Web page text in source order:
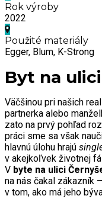
Rok výroby
2022
Použité materiály
Egger, Blum, K-Strong
Byt na
Väčšinou pri našich
partnerka alebo
zato na prvý pohľad
práci sme sa však
hlavnú úlohu hrajú
v akejkoľvek životnej
V byte na ulici
na nás čakal zákazník
v tom, ako má jeho